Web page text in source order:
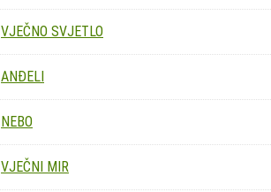
VJEČNO SVJETLO
ANĐELI
NEBO
VJEČNI MIR